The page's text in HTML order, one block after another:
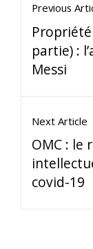
Previous
partie) :
Messi
Next Article
OMC : le
covid-19